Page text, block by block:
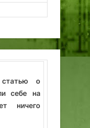
статью о
себе на
ничего